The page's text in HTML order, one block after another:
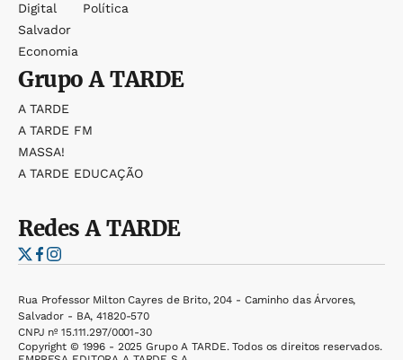
Digital
Salvador
Economia
Política
GrupoA TARDE
A TARDE
A TARDE FM
MASSA!
A TARDE EDUCAÇÃO
RedesA TARDE
Rua Professor Milton Cayres de Brito, 204 - Caminho das Árvores,
Salvador - BA, 41820-570
CNPJ nº 15.111.297/0001-30
Copyright © 1996 - 2025 Grupo A TARDE. Todos os direitos reservados.